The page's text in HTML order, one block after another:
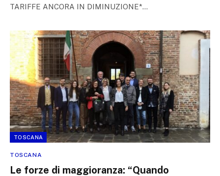
TARIFFE ANCORA IN DIMINUZIONE*…
TOSCANA
TOSCANA
Le forze di maggioranza: “Quando